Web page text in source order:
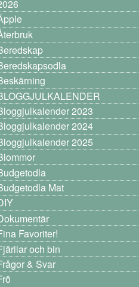
2023
2024
2025
Mat
Favoriter!
och bin
& Svar